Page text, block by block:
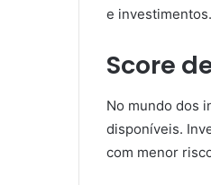
e investimentos.
Score
No mundo dos
disponíveis.
com menor